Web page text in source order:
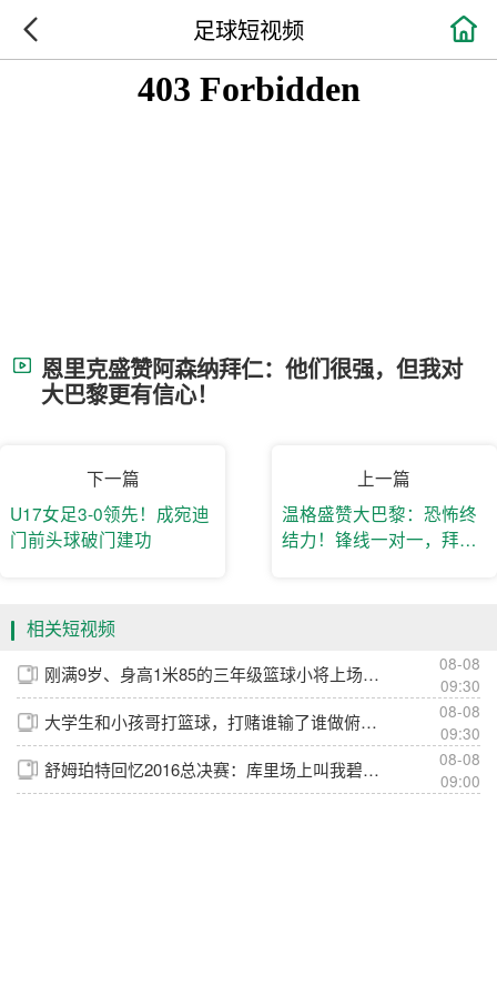
 足球短视频
恩里克盛赞阿森纳拜仁：他们很强，但我对
大巴黎更有信心！
下一篇
U17女足3-0领先！成宛迪
门前头球破门建功
上一篇
温格盛赞大巴黎：恐怖终
结力！锋线一对一，拜仁
相关短视频
刚满9岁、身高1米85的三年级篮球小将上场，对手：请输入文本😂
08-08
09:30
大学生和小孩哥打篮球，打赌谁输了谁做俯卧撑，这一刻他是主角
08-08
09:30
舒姆珀特回忆2016总决赛：库里场上叫我碧池，克莱真的准备要揍我
08-08
09:00